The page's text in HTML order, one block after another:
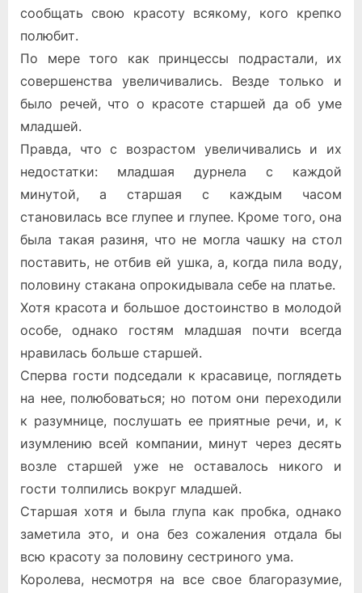
сообщать свою красоту всякому, кого крепко
полюбит.
По мере того как принцессы подрастали, их
совершенства увеличивались. Везде только и
было речей, что о красоте старшей да об уме
младшей.
Правда, что с возрастом увеличивались и их
недостатки: младшая дурнела с каждой
минутой, а старшая с каждым часом
становилась все глупее и глупее. Кроме того, она
была такая разиня, что не могла чашку на стол
поставить, не отбив ей ушка, а, когда пила воду,
половину стакана опрокидывала себе на платье.
Хотя красота и большое достоинство в молодой
особе, однако гостям младшая почти всегда
нравилась больше старшей.
Сперва гости подседали к красавице, поглядеть
на нее, полюбоваться; но потом они переходили
к разумнице, послушать ее приятные речи, и, к
изумлению всей компании, минут через десять
возле старшей уже не оставалось никого и
гости толпились вокруг младшей.
Старшая хотя и была глупа как пробка, однако
заметила это, и она без сожаления отдала бы
всю красоту за половину сестриного ума.
Королева, несмотря на все свое благоразумие,